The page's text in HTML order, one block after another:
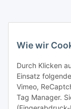
Wie wir
Durch Klicken
Einsatz
Vimeo,
Tag Manager.